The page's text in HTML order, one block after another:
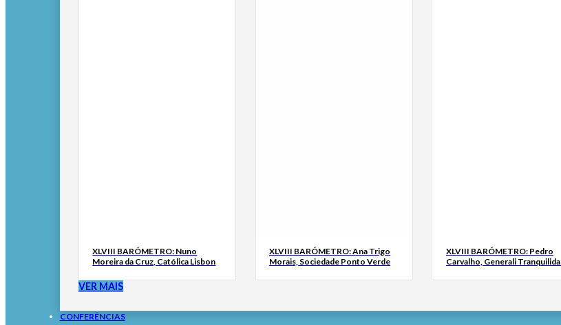
XLVIII BARÓMETRO: Nuno
Moreira da Cruz, Católica Lisbon
XLVIII BARÓMETRO: Ana Trigo
Morais, Sociedade Ponto Verde
XLVIII BARÓMETRO: Pedro
Carvalho, Generali
VER MAIS
CONFERÊNCIAS